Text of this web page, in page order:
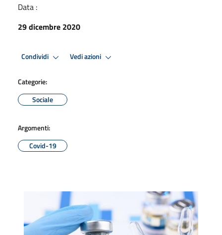
Data :
29 dicembre 2020
Condividi Vedi azioni
Categorie:
Sociale
Argomenti:
Covid-19